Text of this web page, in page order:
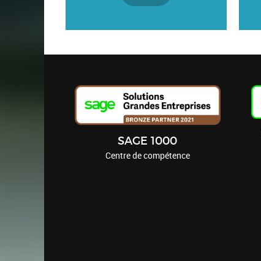
SAGE 1000
Centre de compétence